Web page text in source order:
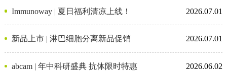
卡
Immunoway | 夏日福利清凉上线！ 2026.07.01
新品上市 | 淋巴细胞分离新品促销 2026.07.01
abcam | 年中科研盛典 抗体限时特惠 2026.06.02